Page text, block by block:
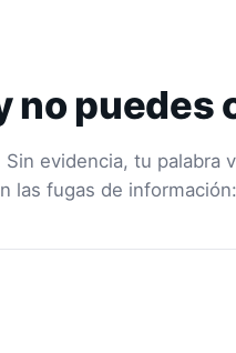
no puedes
evidencia, tu palabra
las fugas de información: